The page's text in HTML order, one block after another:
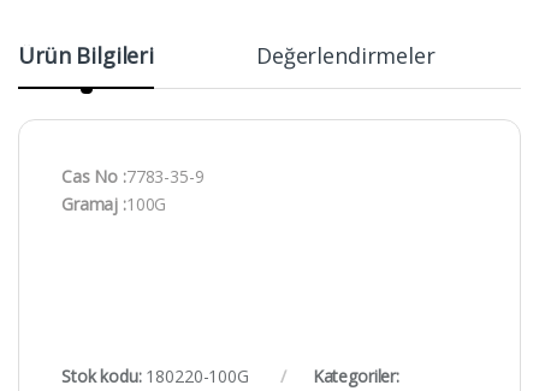
Ürün Bilgileri Değerlendirmeler
Cas No :7783-35-9
Gramaj :100G
Stok kodu: 180220-100G
Kategoriler: